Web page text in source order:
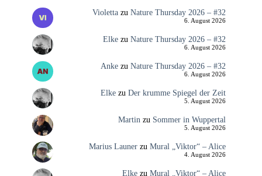
Violettazu Nature Thursday 2026 – #32
6. August 2026
Elkezu Nature Thursday 2026 – #32
6. August 2026
Ankezu Nature Thursday 2026 – #32
6. August 2026
Elkezu Der krumme Spiegel der Zeit
5. August 2026
Martin zu Sommer in Wuppertal
5. August 2026
Marius Launerzu Mural „Viktor“ – Alice
4. August 2026
Elkezu Mural „Viktor“ – Alice